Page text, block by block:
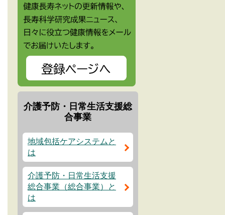
介護予防・日常生活支援総
合事業
地域包括ケアシステムと
は
介護予防・日常生活支援
総合事業（総合事業）と
は